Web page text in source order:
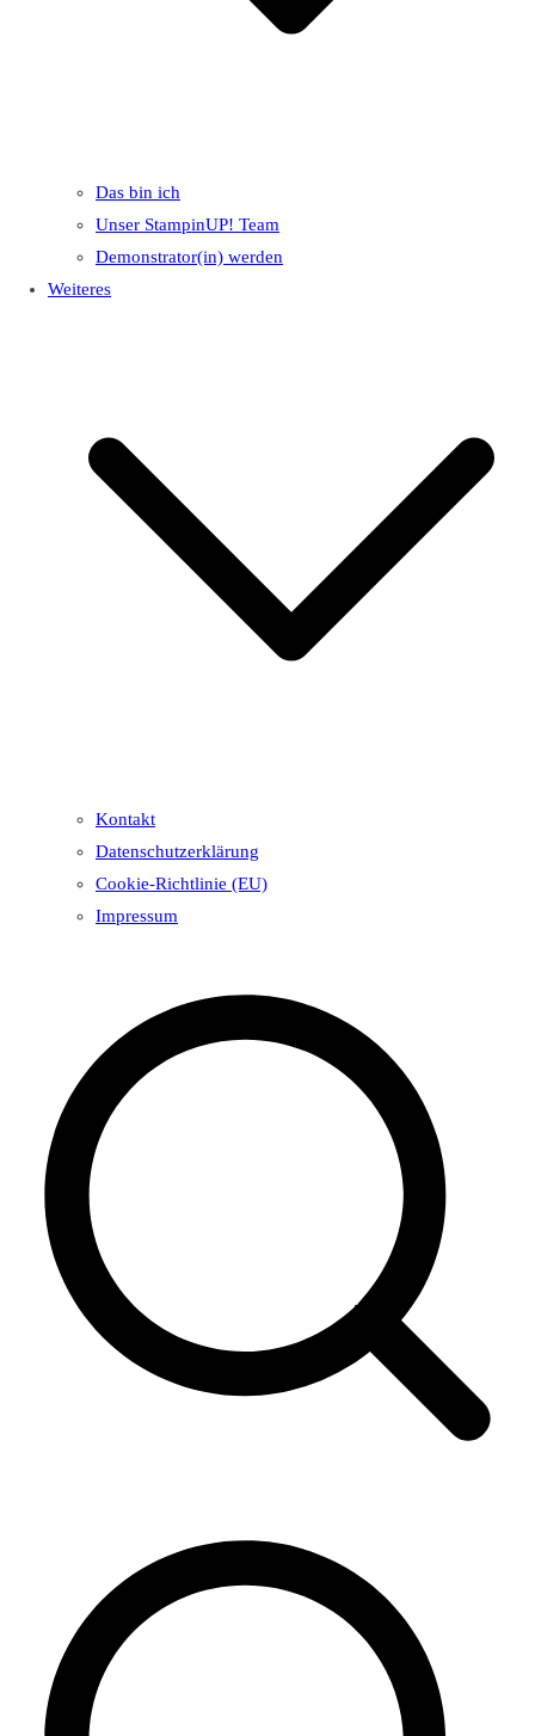
Das bin ich
Unser StampinUP! Team
Demonstrator(in) werden
Weiteres
Kontakt
Datenschutzerklärung
Cookie-Richtlinie (EU)
Impressum